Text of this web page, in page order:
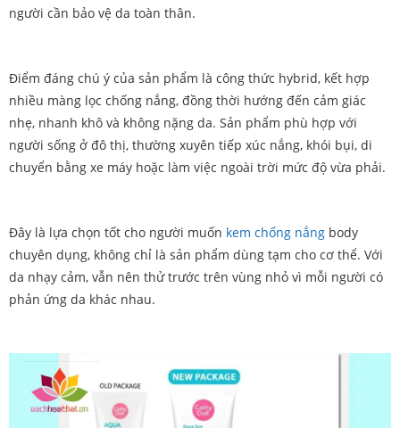
người cần bảo vệ da toàn thân.
Điểm đáng chú ý của sản phẩm là công thức hybrid, kết hợp
nhiều màng lọc chống nắng, đồng thời hướng đến cảm giác
nhẹ, nhanh khô và không nặng da. Sản phẩm phù hợp với
người sống ở đô thị, thường xuyên tiếp xúc nắng, khói bụi, di
chuyển bằng xe máy hoặc làm việc ngoài trời mức độ vừa phải.
Đây là lựa chọn tốt cho người muốn kem chống nắng body
chuyên dụng, không chỉ là sản phẩm dùng tạm cho cơ thể. Với
da nhạy cảm, vẫn nên thử trước trên vùng nhỏ vì mỗi người có
phản ứng da khác nhau.